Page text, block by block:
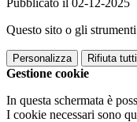
Pubblicato il 02-12-2025
Questo sito o gli
Personalizza Rifiuta tutti
Gestione cookie
In questa schermata è
I cookie necessari sono